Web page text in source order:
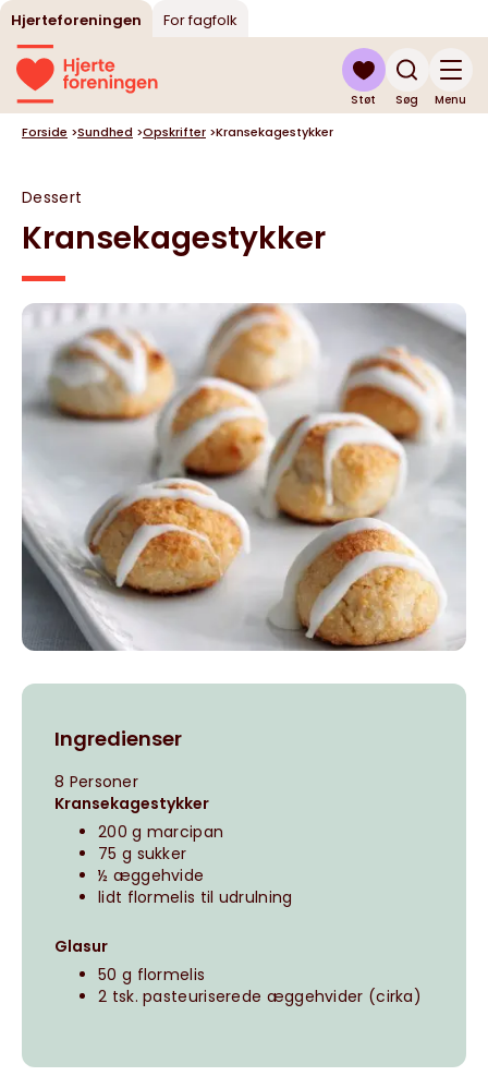
Hjerteforeningen For fagfolk
Søg
Støt Menu
Forside >Sundhed >Opskrifter >Kransekagestykker
Dessert
Kransekagestykker
Ingredienser
8 Personer
Kransekagestykker
200 g marcipan
75 g sukker
½ æggehvide
lidt flormelis til udrulning
Glasur
50 g flormelis
2 tsk. pasteuriserede æggehvider (cirka)